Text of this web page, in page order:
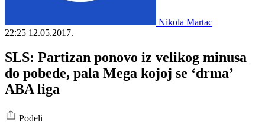
Nikola Martac
22:25 12.05.2017.
SLS: Partizan ponovo iz velikog minusa
do pobede, pala Mega kojoj se ‘drma’
ABA liga
Podeli